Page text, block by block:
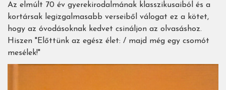
Az elmúlt 70 év gyerekirodalmának klasszikusaiból és a
kortársak legizgalmasabb verseiből válogat ez a kötet,
hogy az óvodásoknak kedvet csináljon az olvasáshoz.
Hiszen "Előttünk az egész élet: / majd még egy csomót
mesélek!"